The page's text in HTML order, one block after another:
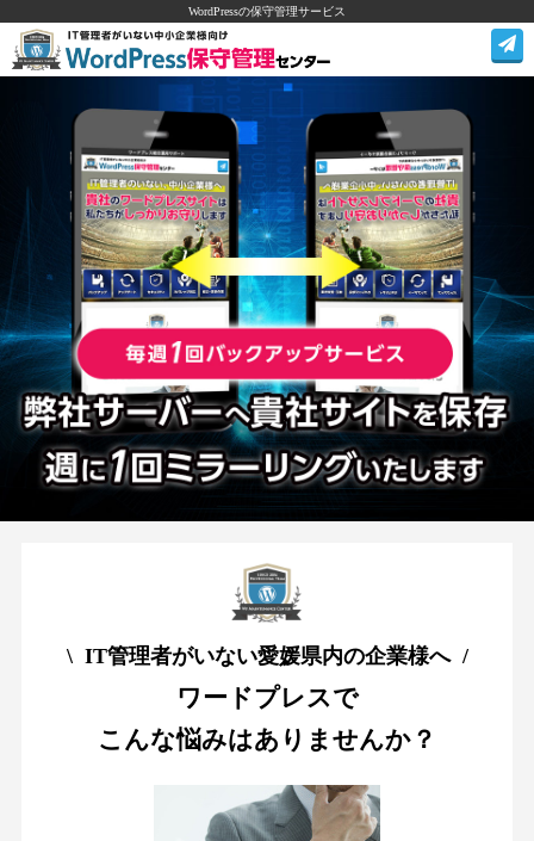
WordPressの保守管理サービス
\ IT管理者がいない愛媛県内の企業様へ /
ワードプレスで
こんな悩みはありませんか？